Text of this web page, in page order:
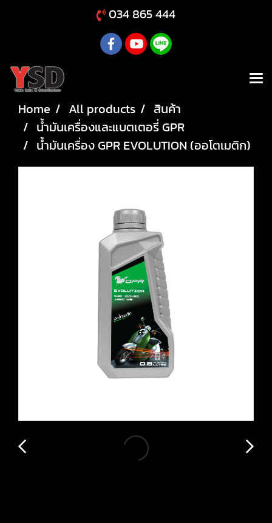
034 865 444
Home All products
สินค้า
น้ำมันเครื่องและแบตเตอรี่ GPR
น้ำมันเครื่อง GPR EVOLUTION (ออโตเมติก)